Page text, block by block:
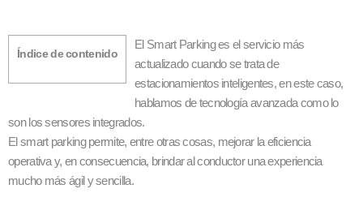
Índice de contenido
El Smart Parking es el servicio más
actualizado cuando se trata de
estacionamientos inteligentes, en este caso,
hablamos de tecnología avanzada como lo
son los sensores integrados.
El smart parking permite, entre otras cosas, mejorar la eficiencia
operativa y, en consecuencia, brindar al conductor una experiencia
mucho más ágil y sencilla.